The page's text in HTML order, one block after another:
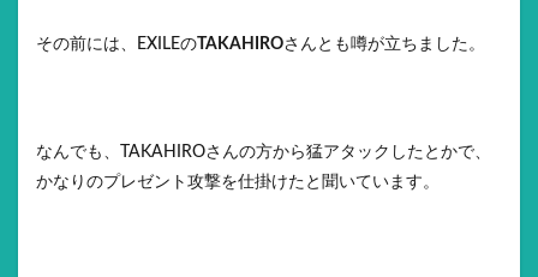
その前には、EXILEの TAKAHIROさんとも噂が立ちました。
なんでも、TAKAHIROさんの方から猛アタックしたとかで、
かなりのプレゼント攻撃を仕掛けたと聞いています。